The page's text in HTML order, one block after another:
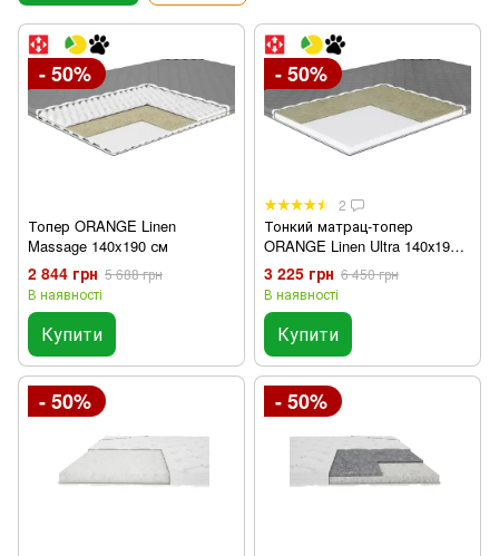
Матраци топери 160х200
Матраци топери 180х200
- 50%
Топер ORANGE Linen
Massage 140x190 см
2 844 грн 5 688 грн
В наявності
Купити
- 50%
2
Тонкий матрац-топер
ORANGE Linen Ultra 140х190
см
3 225 грн 6 450 грн
В наявності
Купити
- 50% - 50%